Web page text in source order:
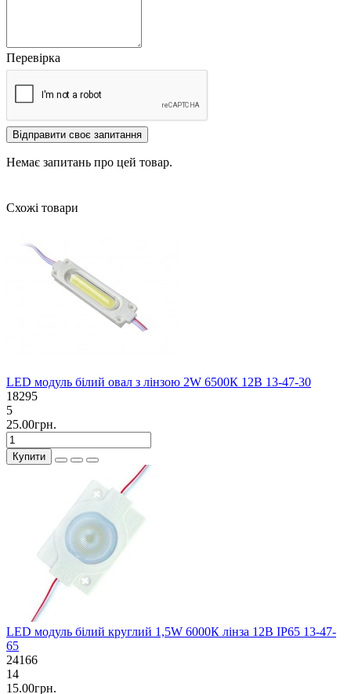
Перевірка
Відправити своє запитання
Немає запитань про цей товар.
Схожі товари
LED модуль білий овал з лінзою 2W 6500К 12В 13-47-30
18295
5
25.00грн.
Купити
LED модуль білий круглий 1,5W 6000К лінза 12В IP65 13-47-
65
24166
14
15.00грн.